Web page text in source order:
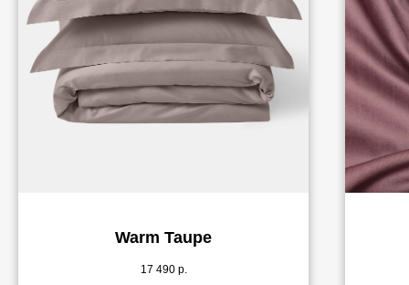
Warm Taupe
17 490 р.